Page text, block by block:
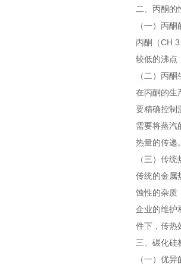
二、丙酮的
（一）丙
丙酮（CH
较低的沸点
（二）丙
在丙酮的生
要精确控制
需要将蒸汽
热量的传递
（三）传
传统的金属
蚀性的杂质
企业的维护
件下，传热
三、碳化硅
（一）优